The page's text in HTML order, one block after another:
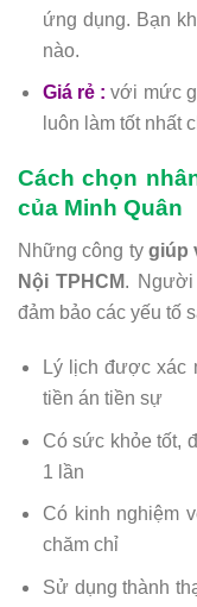
ứng dụng. Bạn
nào.
Giá rẻ : với mức
luôn làm tốt nhất
Cách chọn
của Minh Quân
Những công ty giúp
Nội TPHCM. Người
đảm bảo các yếu tố
Lý lịch được xác
tiền án tiền sự
Có sức khỏe tốt,
1 lần
Có kinh nghiệm
chăm chỉ
Sử dụng thành